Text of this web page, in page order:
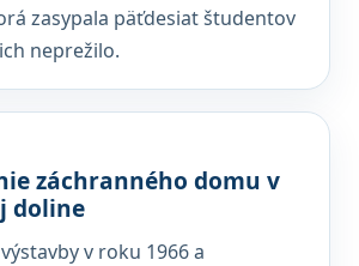
zasypala päťdesiat študentov
neprežilo.
záchranného domu v
doline
v roku 1966 a